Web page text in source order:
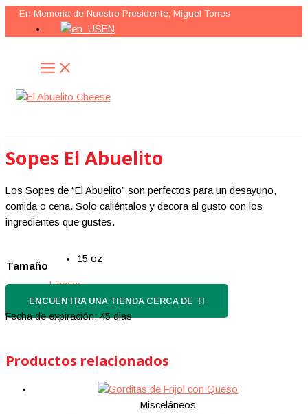
Ir
contenido
En Memoria de Nuestro Presidente, Miguel Torres
EN
MAIN
MENU
Sopes El Abuelito
Los Sopes de “El Abuelito” son perfectos para un desayuno,
comida o cena. Solo caliéntalos y decora al gusto con los
ingredientes que gustes.
Tamaño
15 oz
Limpiar
ENCUENTRA UNA TIENDA CERCA DE TI
Fecha de expiración: 45 dias
Productos relacionados
Misceláneos